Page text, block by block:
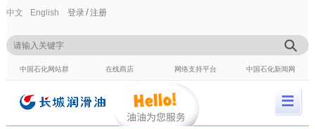
中文 English 登录/注册
中国石化网站群 在线商店 网络支持平台 中国石化新闻网